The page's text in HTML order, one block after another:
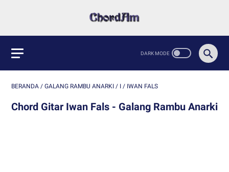
BERANDA / GALANG RAMBU ANARKI / I / IWAN FALS
Chord Gitar Iwan Fals - Galang Rambu Anarki